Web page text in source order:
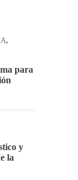
,
para
y
la